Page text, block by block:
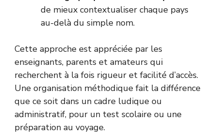
de mieux contextualiser chaque pays
au-delà du simple nom.
Cette approche est appréciée par les
enseignants, parents et amateurs qui
recherchent à la fois rigueur et facilité d’accès.
Une organisation méthodique fait la différence
que ce soit dans un cadre ludique ou
administratif, pour un test scolaire ou une
préparation au voyage.